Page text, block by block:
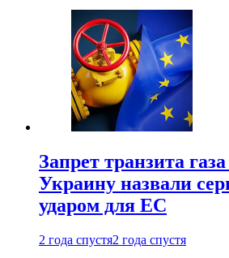
Запрет транзита газа
Украину назвали
ударом для ЕС
2 года спустя2 года спустя